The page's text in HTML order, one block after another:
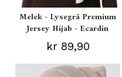
Melek - Lysegrå Premium
Jersey Hijab - Ecardin
kr 89,90